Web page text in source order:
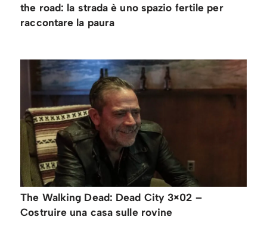
the road: la strada è uno spazio fertile per
raccontare la paura
The Walking Dead: Dead City 3×02 –
Costruire una casa sulle rovine